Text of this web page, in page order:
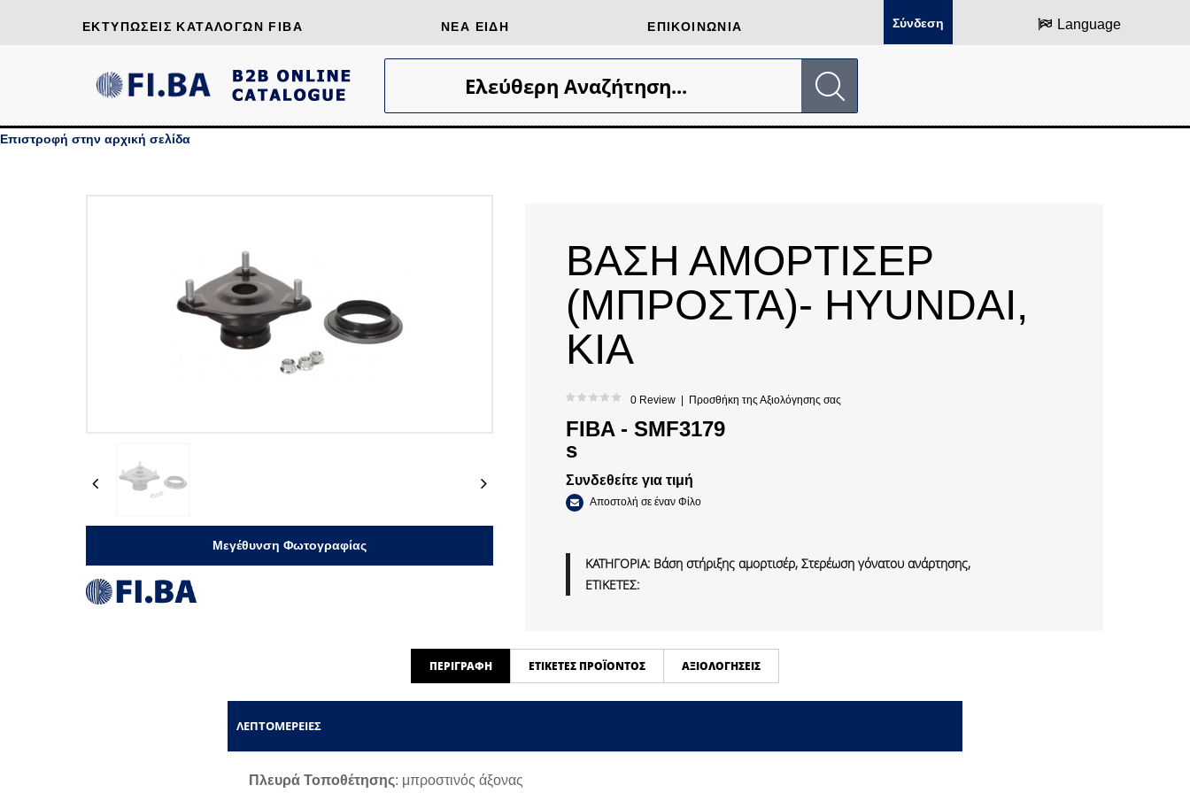
ΕΚΤΥΠΏΣΕΙΣ ΚΑΤΑΛΌΓΩΝ FIBA ΝΈΑ ΕΊΔΗ ΕΠΙΚΟΙΝΩΝΊΑ Σύνδεση Language
Ελεύθερη Αναζήτηση...
Επιστροφή στην αρχική σελίδα
Previous Next
Μεγέθυνση Φωτογραφίας
ΒΑΣΗ ΑΜΟΡΤΙΣΕΡ
(ΜΠΡΟΣΤΑ)- HYUNDAI,
KIA
0 Review Προσθήκη της Αξιολόγησης σας
FIBA - SMF3179
s
Συνδεθείτε για τιμή
Αποστολή σε έναν Φίλο
ΚΑΤΗΓΟΡΙΑ: Βάση στήριξης αμορτισέρ, Στερέωση γόνατου ανάρτησης,
ΕΤΙΚΕΤΕΣ:
ΠΕΡΙΓΡΑΦΉ ΕΤΙΚΈΤΕΣ ΠΡΟΪΌΝΤΟΣ ΑΞΙΟΛΟΓΉΣΕΙΣ
ΛΕΠΤΟΜΈΡΕΙΕΣ
Πλευρά Τοποθέτησης: μπροστινός άξονας